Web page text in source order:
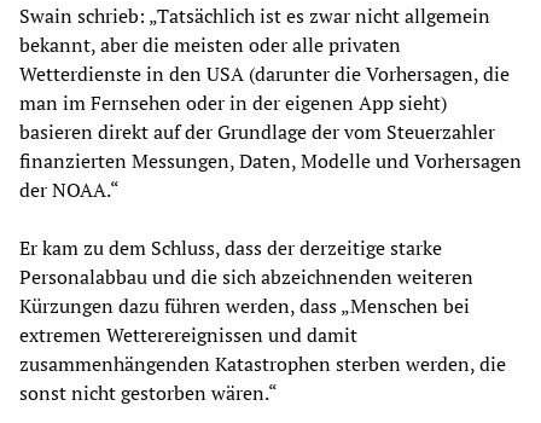
Swain schrieb: „Tatsächlich ist es zwar nicht allgemein
bekannt, aber die meisten oder alle privaten
Wetterdienste in den USA (darunter die Vorhersagen, die
man im Fernsehen oder in der eigenen App sieht)
basieren direkt auf der Grundlage der vom Steuerzahler
finanzierten Messungen, Daten, Modelle und Vorhersagen
der NOAA.“
Er kam zu dem Schluss, dass der derzeitige starke
Personalabbau und die sich abzeichnenden weiteren
Kürzungen dazu führen werden, dass „Menschen bei
extremen Wetterereignissen und damit
zusammenhängenden Katastrophen sterben werden, die
sonst nicht gestorben wären.“